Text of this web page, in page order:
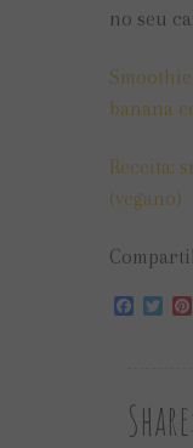
no seu
banana
Receita:
(vegano)
Share: